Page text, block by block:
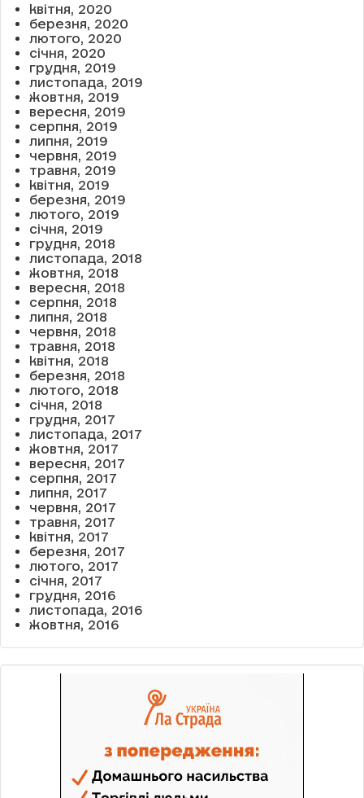
квітня, 2020
березня, 2020
лютого, 2020
січня, 2020
грудня, 2019
листопада, 2019
жовтня, 2019
вересня, 2019
серпня, 2019
липня, 2019
червня, 2019
травня, 2019
квітня, 2019
березня, 2019
лютого, 2019
січня, 2019
грудня, 2018
листопада, 2018
жовтня, 2018
вересня, 2018
серпня, 2018
липня, 2018
червня, 2018
травня, 2018
квітня, 2018
березня, 2018
лютого, 2018
січня, 2018
грудня, 2017
листопада, 2017
жовтня, 2017
вересня, 2017
серпня, 2017
липня, 2017
червня, 2017
травня, 2017
квітня, 2017
березня, 2017
лютого, 2017
січня, 2017
грудня, 2016
листопада, 2016
жовтня, 2016